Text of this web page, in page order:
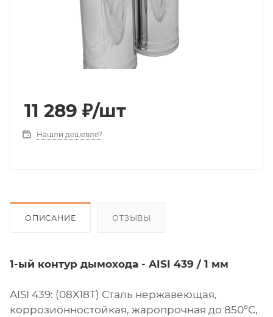
11 289 ₽/шт
Нашли дешевле?
ОПИСАНИЕ ОТЗЫВЫ
1-ый контур дымохода - AISI 439 / 1 мм
AISI 439: (08X18Т) Сталь нержавеющая,
коррозионностойкая, жаропрочная до 850°С,